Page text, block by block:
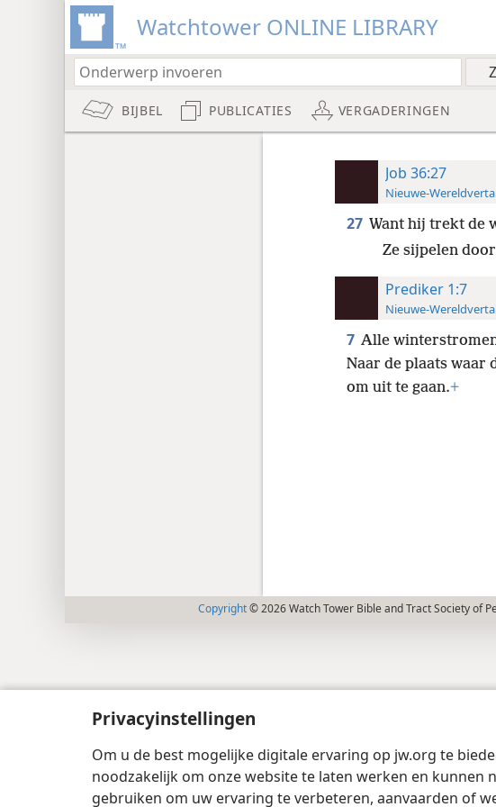
Privacyinstellingen
Om u de best mogelijke digitale ervaring op jw.org te
noodzakelijk om onze website te laten werken en kunnen
gebruiken om uw ervaring te verbeteren, aanvaarden of
Watchtower ONLINE LIBRARY
BIJBEL PUBLICATIES VERGADERINGEN
Job 36:27
Nieuwe-
27 Want hij trekt de
Ze sijpelen
Prediker 1:7
Nieuwe-
7 Alle
Naar de plaats waar
om uit te gaan.+
Copyright© 2026 Watch Tower Bible and Tract Society of